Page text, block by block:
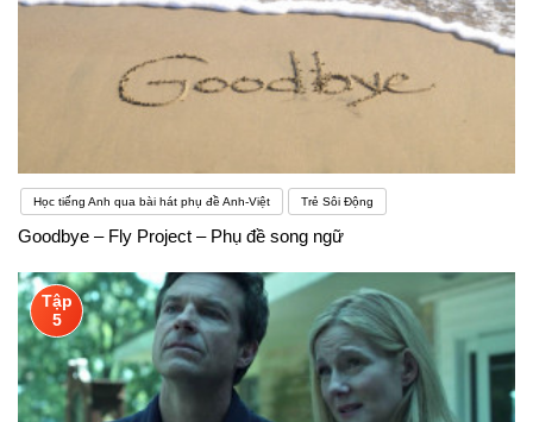
Học tiếng Anh qua bài hát phụ đề Anh-Việt Trẻ Sôi Động
Goodbye – Fly Project – Phụ đề song ngữ
Tập
5